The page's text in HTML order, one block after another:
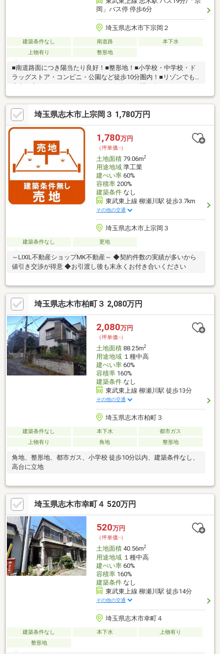
岡」バス停 停歩6分
埼玉県志木市下宗岡２
建築条件なし 南道路
本下水
上物有り
整形地
■南道路面につき陽当たり良好！■整形地！■小学校・中学校・ド
ラッグストア・コンビニ・公園など徒歩10分圏内！■リゾンでも
い！※現況有姿※建物解体買主様負担※契約不適合責任免責※確定測
量売主負担にて実施予定※図面と現況が相違する場合は現況を優
先とします※区画内の位置指定道路と私道の境は測量図より参照
したものです。※通路持分有（18.10㎡に対して、1932/9400）
埼玉県志木市上宗岡３ 1,780万円
1,780万円
（坪単価:-）
土地面積79.06m2
用途地域準工業
建ぺい率60%
容積率200%
建築条件なし
東武東上線 柳瀬川駅 徒歩3.7km
その他の交通
埼玉県志木市上宗岡３
建築条件なし 更地
～LIXIL不動産ショップMK不動産～ ◆契約件数の実績が多いから
値引き交渉が得意 ◆お引渡し後も末永くお付き合いください
埼玉県志木市柏町３ 2,080万円
2,080万円
（坪単価:-）
土地面積88.25m2
用途地域１種中高
建ぺい率60%
容積率160%
建築条件なし
東武東上線 柳瀬川駅 徒歩13分
その他の交通
埼玉県志木市柏町３
建築条件なし 本下水
都市ガス
上物有り
角地 整形地
角地、整形地、都市ガス、小学校 徒歩10分以内、建築条件なし、
高台に立地
埼玉県志木市幸町４ 520万円
520万円
（坪単価:-）
土地面積40.56m2
用途地域１種中高
建ぺい率60%
容積率160%
建築条件なし
東武東上線 柳瀬川駅 徒歩14分
その他の交通
埼玉県志木市幸町４
建築条件なし 本下水
上物有り
整形地